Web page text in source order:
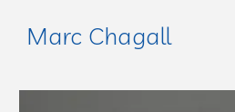
Marc Chagall